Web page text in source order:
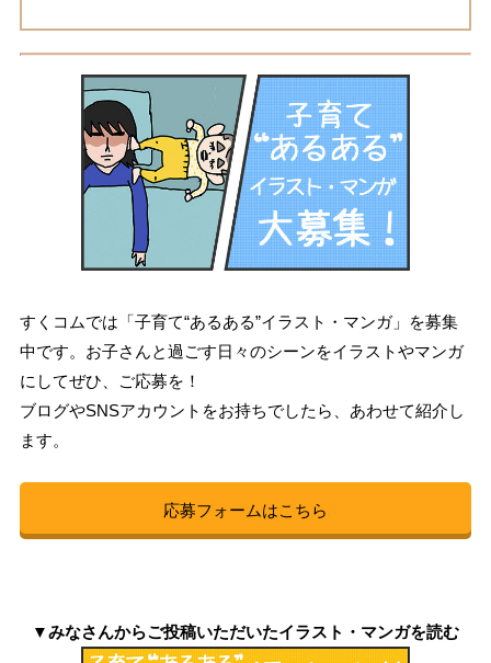
すくコムでは「子育て“あるある”イラスト・マンガ」を募集
中です。お子さんと過ごす日々のシーンをイラストやマンガ
にしてぜひ、ご応募を！
ブログやSNSアカウントをお持ちでしたら、あわせて紹介し
ます。
応募フォームはこちら
▼みなさんからご投稿いただいたイラスト・マンガを読む